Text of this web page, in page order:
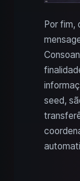
Por fim,
seed,